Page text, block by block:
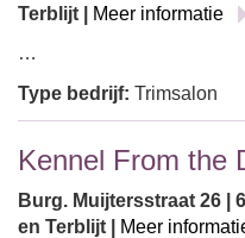
Terblijt |
Meer informatie
…
Type bedrijf: Trimsalon
Kennel From the
Burg. Muijtersstraat 26 |
en Terblijt |
Meer